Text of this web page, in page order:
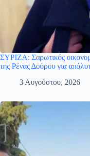
ΣΥΡΙΖΑ: Σαρωτικός
της Ρένας Δούρου για
3 Αυγούστου, 2026